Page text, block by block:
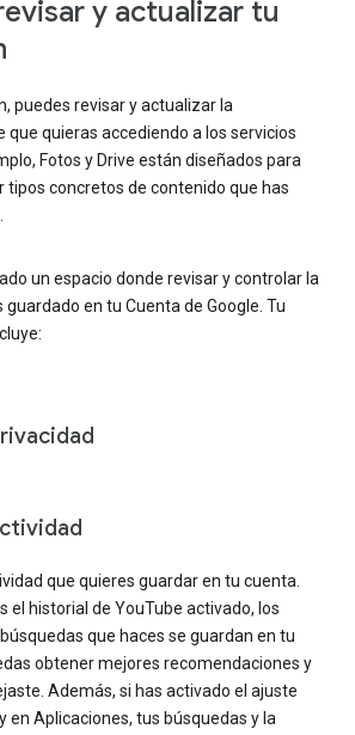
y actualizar tu
puedes revisar y actualizar la
quieras accediendo a los servicios
Fotos y Drive están diseñados para
tipos concretos de contenido que has
un espacio donde revisar y controlar la
en tu Cuenta de Google. Tu
que quieres guardar en tu cuenta.
el historial de YouTube activado, los
que haces se guardan en tu
obtener mejores recomendaciones y
Además, si has activado el ajuste
en Aplicaciones, tus búsquedas y la